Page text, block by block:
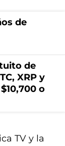
de
de
XRP y
o
TV y la